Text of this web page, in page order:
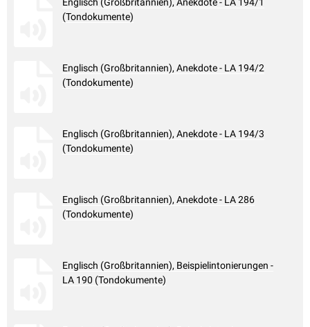
(Tondokumente)
Englisch (Großbritannien), Anekdote - LA 194/2
(Tondokumente)
Englisch (Großbritannien), Anekdote - LA 194/3
(Tondokumente)
Englisch (Großbritannien), Anekdote - LA 286
(Tondokumente)
Englisch (Großbritannien), Beispielintonierungen -
LA 190 (Tondokumente)